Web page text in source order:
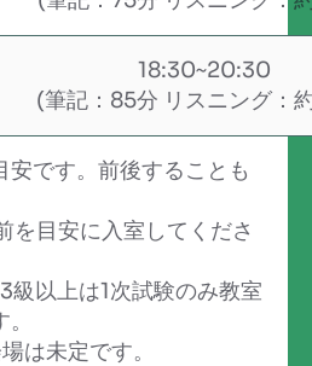
18:30~20:30
(筆記：85分 リスニング：
です。前後することも
を目安に入室してくださ
以上は1次試験のみ教室
は未定です。